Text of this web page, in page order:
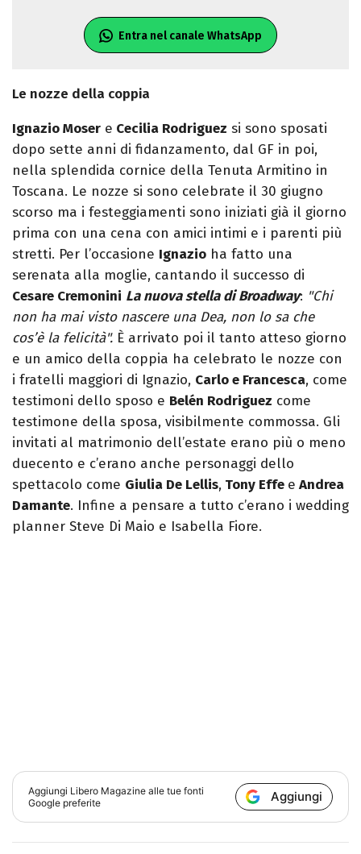
Entra nel canale WhatsApp
Le nozze della coppia
Ignazio Moser e Cecilia Rodriguez si sono sposati
dopo sette anni di fidanzamento, dal GF in poi,
nella splendida cornice della Tenuta Armitino in
Toscana. Le nozze si sono celebrate il 30 giugno
scorso ma i festeggiamenti sono iniziati già il giorno
prima con una cena con amici intimi e i parenti più
stretti. Per l’occasione Ignazio ha fatto una
serenata alla moglie, cantando il successo di
Cesare Cremonini La nuova stella di Broadway: "Chi
non ha mai visto nascere una Dea, non lo sa che
cos’è la felicità". È arrivato poi il tanto atteso giorno
e un amico della coppia ha celebrato le nozze con
i fratelli maggiori di Ignazio, Carlo e Francesca, come
testimoni dello sposo e Belén Rodriguez come
testimone della sposa, visibilmente commossa. Gli
invitati al matrimonio dell’estate erano più o meno
duecento e c’erano anche personaggi dello
spettacolo come Giulia De Lellis, Tony Effe e Andrea
Damante. Infine a pensare a tutto c’erano i wedding
planner Steve Di Maio e Isabella Fiore.
Aggiungi Libero Magazine alle tue fonti
Google preferite
Aggiungi